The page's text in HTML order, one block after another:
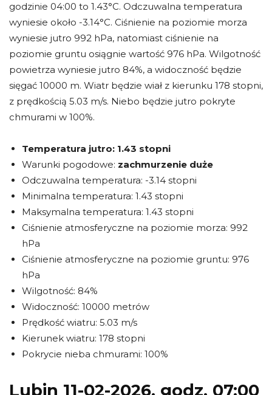
godzinie 04:00 to 1.43°C. Odczuwalna temperatura
wyniesie około -3.14°C. Ciśnienie na poziomie morza
wyniesie jutro 992 hPa, natomiast ciśnienie na
poziomie gruntu osiągnie wartość 976 hPa. Wilgotność
powietrza wyniesie jutro 84%, a widoczność będzie
sięgać 10000 m. Wiatr będzie wiał z kierunku 178 stopni,
z prędkością 5.03 m/s. Niebo będzie jutro pokryte
chmurami w 100%.
Temperatura jutro: 1.43 stopni
Warunki pogodowe: zachmurzenie duże
Odczuwalna temperatura: -3.14 stopni
Minimalna temperatura: 1.43 stopni
Maksymalna temperatura: 1.43 stopni
Ciśnienie atmosferyczne na poziomie morza: 992
hPa
Ciśnienie atmosferyczne na poziomie gruntu: 976
hPa
Wilgotność: 84%
Widoczność: 10000 metrów
Prędkość wiatru: 5.03 m/s
Kierunek wiatru: 178 stopni
Pokrycie nieba chmurami: 100%
Lubin 11-02-2026, godz. 07:00